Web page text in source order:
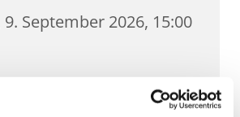
September 2026, 15:00
Rubenstraße 49, 99099